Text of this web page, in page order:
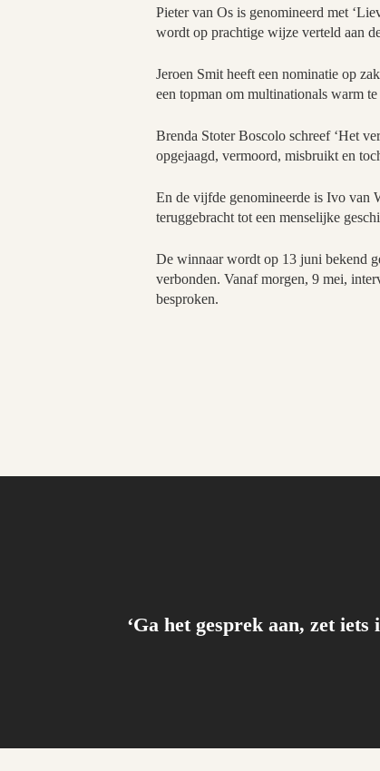
Pieter van Os is genomineerd met
wordt op prachtige wijze verteld aan
Jeroen Smit heeft een nominatie op
een topman om multinationals warm
Brenda Stoter Boscolo schreef ‘Het
opgejaagd, vermoord, misbruikt en
En de vijfde genomineerde is Ivo van
teruggebracht tot een menselijke
De winnaar wordt op 13 juni bekend
verbonden. Vanaf morgen, 9 mei,
besproken.
‘Ga het gesprek aan, zet iets